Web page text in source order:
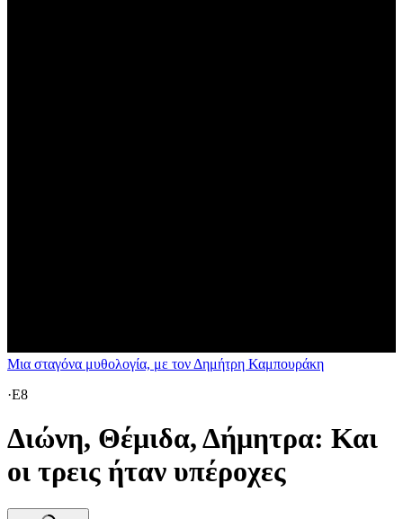
Μια σταγόνα μυθολογία, με τον Δημήτρη Καμπουράκη
·E8
Διώνη, Θέμιδα, Δήμητρα: Και
οι τρεις ήταν υπέροχες